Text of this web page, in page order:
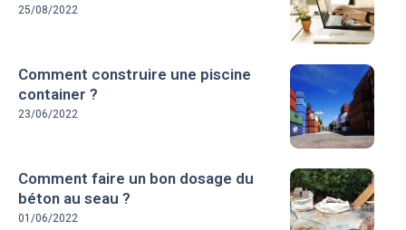
25/08/2022
Comment construire une piscine
container ?
23/06/2022
Comment faire un bon dosage du
béton au seau ?
01/06/2022